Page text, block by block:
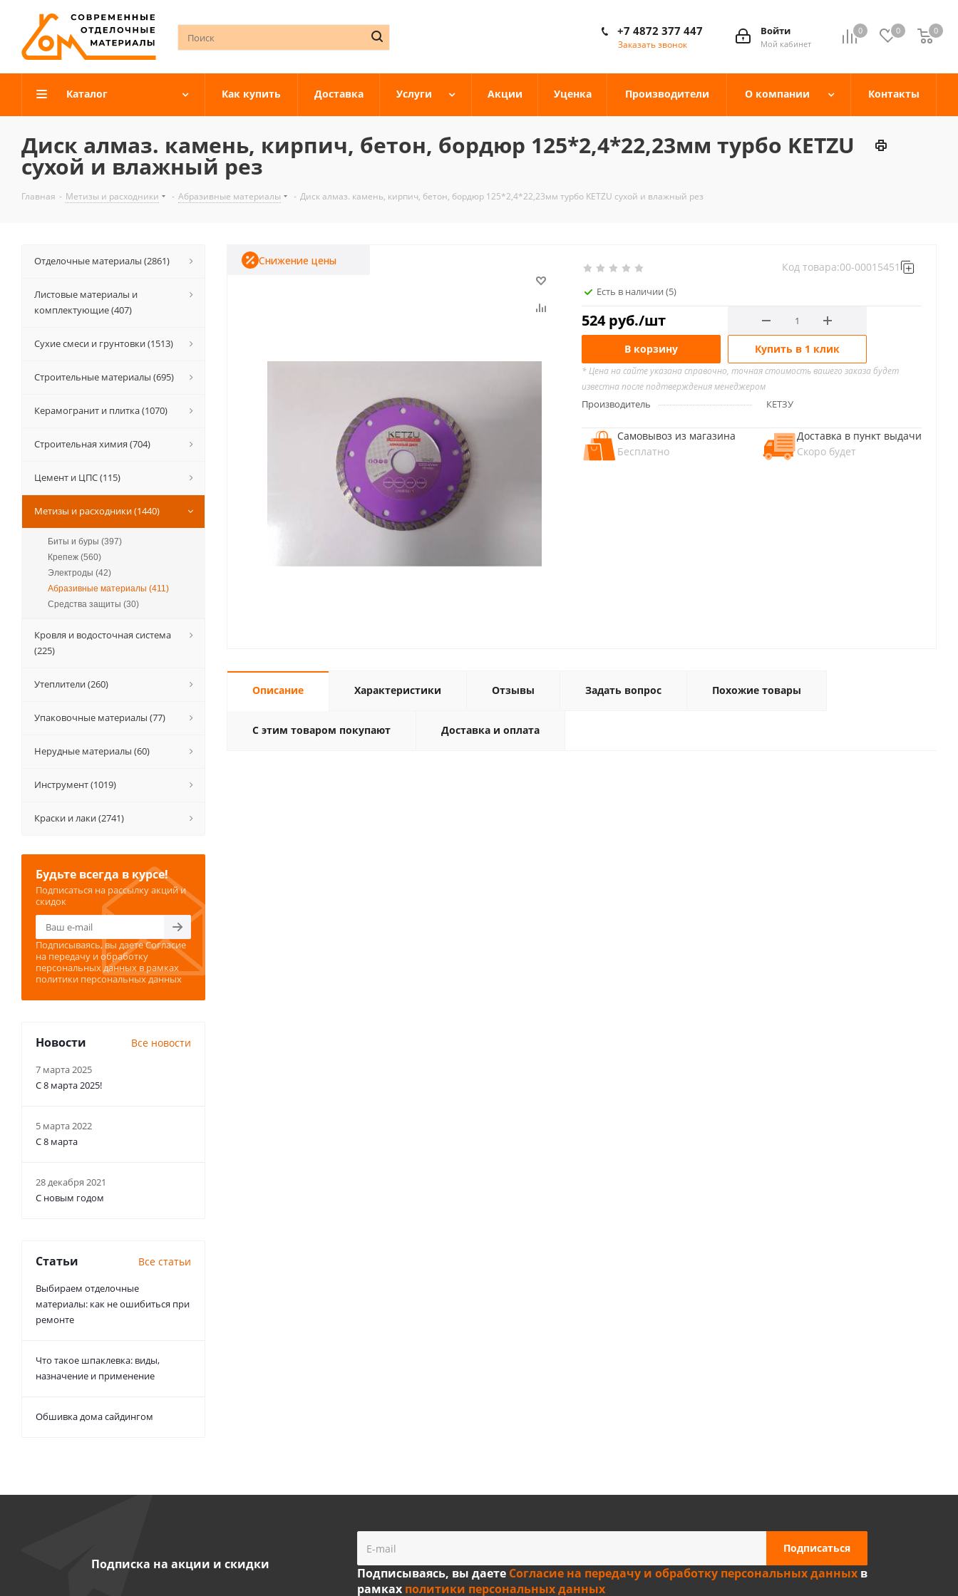
0 0 0
Войти
Мой кабинет
+7 4872 377 447
Заказать звонок
Каталог Как купить Доставка Услуги Акции Уценка Производители О компании Контакты
Диск алмаз. камень, кирпич, бетон, бордюр 125*2,4*22,23мм турбо KETZU
сухой и влажный рез
Главная - Метизы и расходники - Абразивные материалы - Диск алмаз. камень, кирпич, бетон, бордюр 125*2,4*22,23мм турбо KETZU сухой и влажный рез
Есть в наличии (5)
Код товара:00-00015451
524руб./шт
Снижение цены
В корзину Купить в 1 клик
* Цена на сайте указана справочно, точная стоимость вашего заказа будет
известна после подтверждения менеджером
Производитель КЕТЗУ
Самовывоз из магазина
Бесплатно
Доставка в пункт выдачи
Скоро будет
Описание Характеристики Отзывы Задать вопрос Похожие товары
С этим товаром покупают Доставка и оплата
Отделочные материалы (2861)
Листовые материалы и
комплектующие (407)
Сухие смеси и грунтовки (1513)
Строительные материалы (695)
Керамогранит и плитка (1070)
Строительная химия (704)
Цемент и ЦПС (115)
Метизы и расходники (1440)
Биты и буры (397)
Крепеж (560)
Электроды (42)
Абразивные материалы (411)
Средства защиты (30)
Кровля и водосточная система
(225)
Утеплители (260)
Упаковочные материалы (77)
Нерудные материалы (60)
Инструмент (1019)
Краски и лаки (2741)
Будьте всегда в курсе!
Подписаться на рассылку акций и
скидок
Подписываясь, вы даетеСогласие
на передачу и обработку
персональных данных в рамках
политики персональных данных
Новости Все новости
7 марта 2025
С 8 марта 2025!
5 марта 2022
С 8 марта
28 декабря 2021
С новым годом
Статьи Все статьи
Выбираем отделочные
материалы: как не ошибиться при
ремонте
Что такое шпаклевка: виды,
назначение и применение
Обшивка дома сайдингом
Подписка на акции и скидки
Подписываясь, вы даете Согласие на передачу и обработку персональных данныхв
рамках политики персональных данных